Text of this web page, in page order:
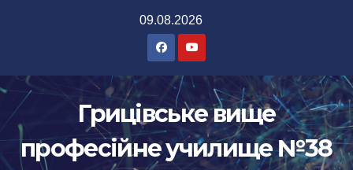
09.08.2026
Грицівське вище
професійне училище №38